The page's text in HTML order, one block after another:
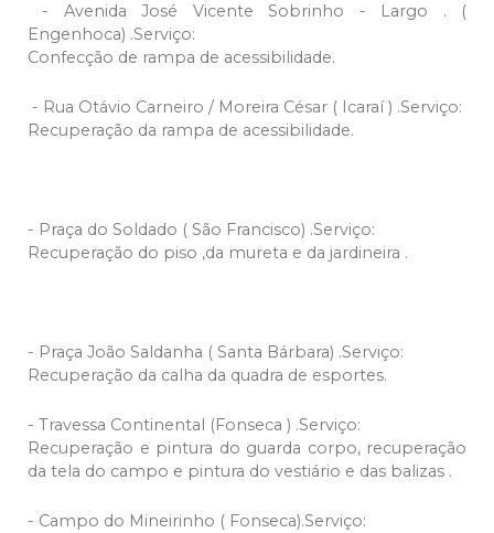
- Avenida José Vicente Sobrinho - Largo . (
Engenhoca) .Serviço:
Confecção de rampa de acessibilidade.
- Rua Otávio Carneiro / Moreira César ( Icaraí ) .Serviço:
Recuperação da rampa de acessibilidade.
- Praça do Soldado ( São Francisco) .Serviço:
Recuperação do piso ,da mureta e da jardineira .
- Praça João Saldanha ( Santa Bárbara) .Serviço:
Recuperação da calha da quadra de esportes.
- Travessa Continental (Fonseca ) .Serviço:
Recuperação e pintura do guarda corpo, recuperação
da tela do campo e pintura do vestiário e das balizas .
- Campo do Mineirinho ( Fonseca).Serviço: